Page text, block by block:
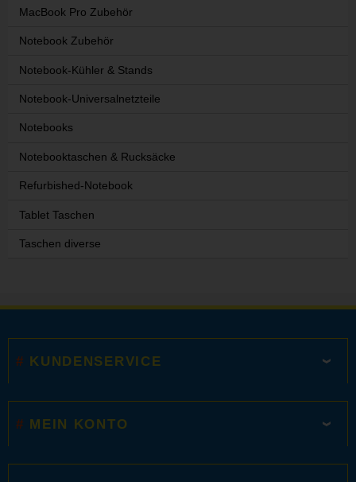
MacBook Pro Zubehör
Notebook Zubehör
Notebook-Kühler & Stands
Notebook-Universalnetzteile
Notebooks
Notebooktaschen & Rucksäcke
Refurbished-Notebook
Tablet Taschen
Taschen diverse
KUNDENSERVICE
MEIN KONTO